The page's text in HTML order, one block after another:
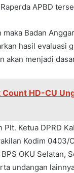
APBD
Badan
hasil evaluasi
akan menjadi
Count HD-CU
Ketua DPRD
Kodim 0403/
OKU
undangan